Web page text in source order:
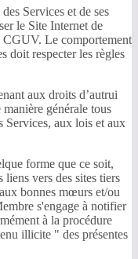
Services et de ses
le Site Internet de
CGUV. Le comportement
doit respecter les règles
aux droits d’autrui
générale tous
Services, aux lois et aux
forme que ce soit,
vers des sites tiers
bonnes mœurs et/ou
s'engage à notifier
à la procédure
illicite " des présentes